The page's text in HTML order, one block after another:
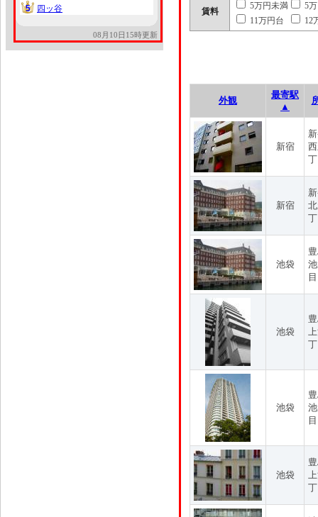
5
5 四ッ谷
08月10日15時更新
賃料
5万円未満
5
11万円台
12
外観
最寄駅
▲
新宿
新宿
池袋
池袋
池袋
目
池袋